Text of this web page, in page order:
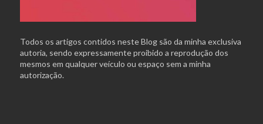
Todos os artigos contidos neste Blog são da minha exclusiva
autoria, sendo expressamente proibido a reprodução dos
mesmos em qualquer veículo ou espaço sem a minha
autorização.